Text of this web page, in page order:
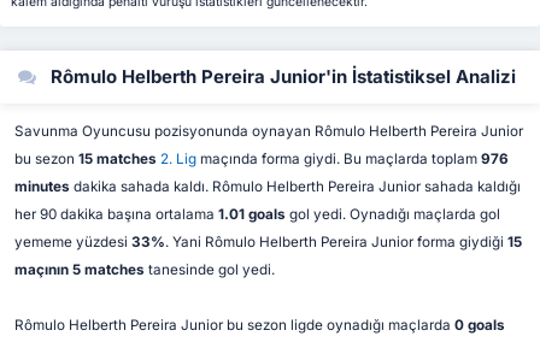
Rômulo Helberth Pereira Junior'in İstatistiksel Analizi
Savunma Oyuncusu pozisyonunda oynayan Rômulo Helberth Pereira Junior
bu sezon 15 matches 2. Ligmaçında forma giydi. Bu maçlarda toplam 976
minutes dakika sahada kaldı. Rômulo Helberth Pereira Junior sahada kaldığı
her 90 dakika başına ortalama 1.01 goals gol yedi. Oynadığı maçlarda gol
yememe yüzdesi 33%. Yani Rômulo Helberth Pereira Junior forma giydiği 15
maçının 5 matches tanesinde gol yedi.
Rômulo Helberth Pereira Junior bu sezon ligde oynadığı maçlarda 0 goals